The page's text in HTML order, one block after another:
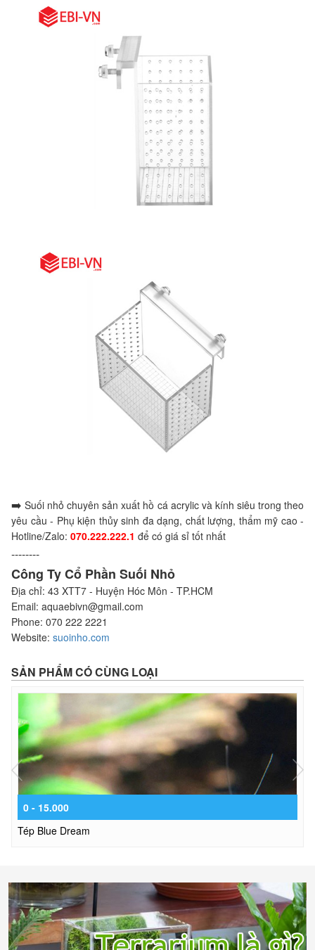
➡️Suối nhỏ chuyên sản xuất hồ cá acrylic và kính siêu trong theo
yêu cầu - Phụ kiện thủy sinh đa dạng, chất lượng, thẩm mỹ cao -
Hotline/Zalo: 070.222.222.1 để có giá sỉ tốt nhất
--------
Công Ty Cổ Phần Suối Nhỏ
Địa chỉ: 43 XTT7 - Huyện Hóc Môn - TP.HCM
Email: aquaebivn@gmail.com
Phone: 070 222 2221
Website: suoinho.com
SẢN PHẨM CÓ CÙNG LOẠI
0 - 15.000
Tép Blue Dream
prev